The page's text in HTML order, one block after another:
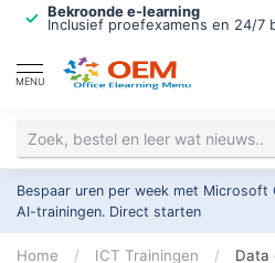
Bekroonde e-learning
Inclusief proefexamens en 24/7
MENU
Bespaar uren per week met Microsoft
AI-trainingen. Direct starten
Home / ICT Trainingen / Data